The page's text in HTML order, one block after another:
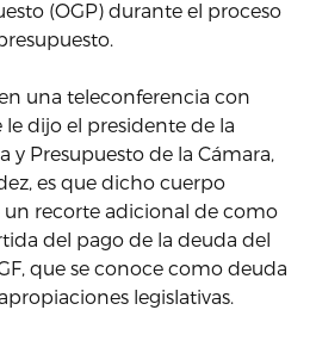
(OGP) durante el proceso
una teleconferencia con
dijo el presidente de la
y Presupuesto de la Cámara,
es que dicho cuerpo
un recorte adicional de como
del pago de la deuda del
que se conoce como deuda
legislativas.